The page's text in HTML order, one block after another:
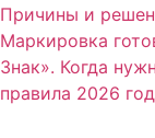
Причины и
Маркировка
Знак». Когда
правила 2026